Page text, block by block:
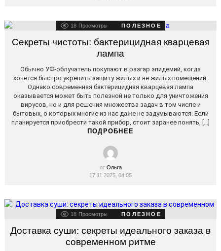
18 Просмотры ПОЛЕЗНОЕ
Секреты чистоты: бактерицидная кварцевая
лампа
Обычно УФ-облучатель покупают в разгар эпидемий, когда
хочется быстро укрепить защиту жилых и не жилых помещений.
Однако современная бактерицидная кварцевая лампа
оказывается может быть полезной не только для уничтожения
вирусов, но и для решения множества задач в том числе и
бытовых, о которых многие из нас даже не задумываются. Если
планируется приобрести такой прибор, стоит заранее понять, […]
ПОДРОБНЕЕ
от Ольга
17.11.2025, 04:05
18 Просмотры ПОЛЕЗНОЕ
Доставка суши: секреты идеального заказа в
современном ритме